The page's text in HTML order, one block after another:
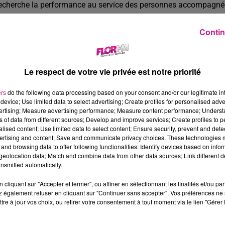
la performance au service des personnes
profit
en mouvement pour innover et proposer les meilleures
Foyer du Parc cherche à renforcer son équipe avec un agent
l'autorité de la responsable hôtelière et de l'adjointe de
effectuerez le service aux repas et veiller à la réalisation
pratiques et votre savoir-être témoignent d'une grande
exercerez vos missions auprès de collaborateurs
les résidents. Outre vos compétences liées à votre métier,
trice apprécié(e).
recherché
entretien en collectivités souhaité. Une expérience en
Poste à temps partiel ou temps complet. Un week-end sur
rigueur, votre organisation et votre adaptation sont autant
Le respect de votre vie privée est notre priorité
do the following data processing based on your consent and/or our legitimate
Use limited data to select advertising; Create profiles for personalised
Measure advertising performance; Measure content performance;
of data from different sources; Develop and improve services; Create profiles to
content; Use limited data to select content; Ensure security, prevent and
and content; Save and communicate privacy choices. These technologies
browsing data to offer following functionalities: Identify devices based on
data; Match and combine data from other data sources; Link different
automatically.
cliquant sur "Accepter et fermer", ou affiner en sélectionnant les finalités et/ou
également refuser en cliquant sur "Continuer sans accepter". Vos préférences
à jour vos choix, ou retirer votre consentement à tout moment via le lien